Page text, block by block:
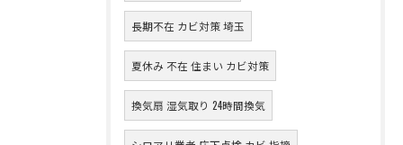
長期不在 カビ対策 埼玉
夏休み 不在 住まい カビ対策
換気扇 湿気取り 24時間換気